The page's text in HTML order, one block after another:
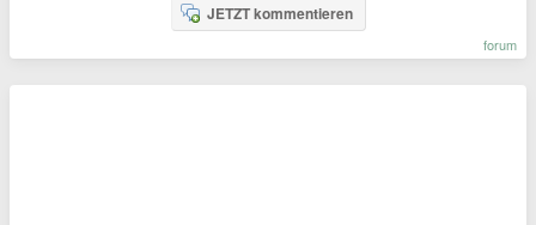
JETZT kommentieren
forum